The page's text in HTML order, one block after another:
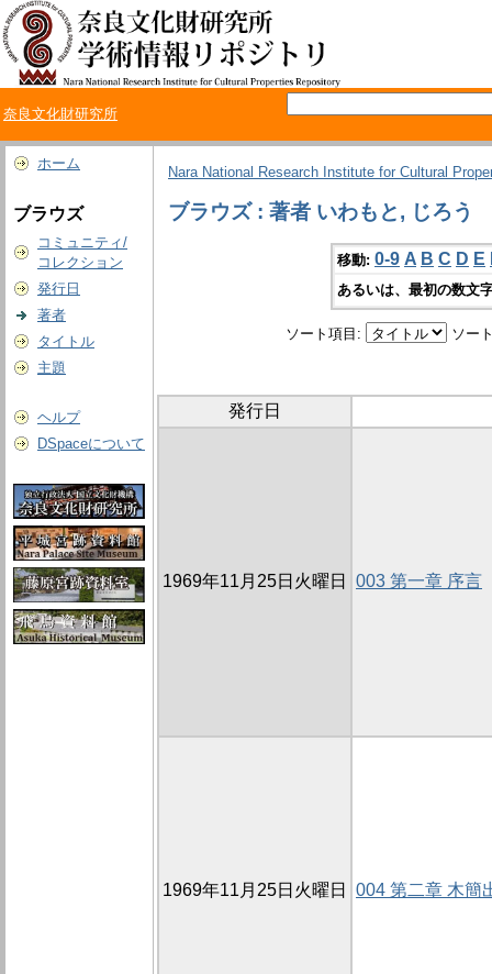
奈良文化財研究所
ホーム
ブラウズ
コミュニティ/
コレクション
発行日
著者
タイトル
主題
ヘルプ
DSpaceについて
Nara National Research Institute for Cultural
ブラウズ : 著者 いわもと, じろう
移動: 0-9 A B C D E
あるいは、最初の数文
ソート項目: ソー
発行日
1969年11月25日火曜日 003 第一章 序言
1969年11月25日火曜日 004 第二章 木簡